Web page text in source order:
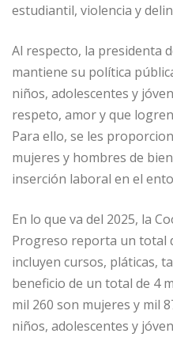
estudiantil, violencia y
Al respecto, la presidenta
mantiene su política
niños, adolescentes y
respeto, amor y que
Para ello, se les
mujeres y hombres de
inserción laboral en el
En lo que va del 2025, la
Progreso reporta un total
incluyen cursos, pláticas,
beneficio de un total de 4
mil 260 son mujeres y mil
niños, adolescentes y